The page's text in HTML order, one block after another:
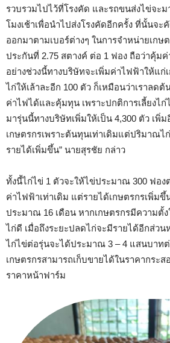
รวบรวมไปไว้ที่โรงคัด และรถขนส่งไข่จะ
โมงเช้าเพื่อนำไปส่งโรงคัดอีกครั้ง ที่นั้นจ
ออกมาตามเบอร์ต่างๆ ในการจำหน่ายเกษ
ประกันที่ 2.75 สตางค์ ต่อ 1 ฟอง ถือว่าคุ้มค่
อย่างช่วงนี้ทางบริษัทจะเพิ่มค่าไฟฟ้าให้แก่
ไก่ให้เล้าละอีก 100 ตัว ก็เหมือนว่าเราลด
ค่าไฟได้และคุ้มทุน เพราะปกติการเลี้ยงไก่
มารุ่นนี้ทางบริษัทเพิ่มให้เป็น 4,300 ตัว เพิ่
เกษตรกรเพราะต้นทุนเท่าเดิมแต่ปริมาณไ
รายได้เพิ่มขึ้น” นายสุรชัย กล่าว
ทั้งนี้ไก่ไข่ 1 ตัวจะให้ไข่ประมาณ 300 ฟอง
ค่าไฟฟ้าเท่าเดิม แต่รายได้เกษตรกรเพิ่ม
ประมาณ 16 เดือน หากเกษตรกรมีความตั้ง
ไก่ดี เมื่อถึงระยะปลดไก่จะมีรายได้อีกส่วน
ไก่ไข่ต่อรุ่นจะได้ประมาณ 3 – 4 แสนบาท
เกษตรกรสามารถเก็บขายได้ในราคากระ
ราคาหน้าฟาร์ม